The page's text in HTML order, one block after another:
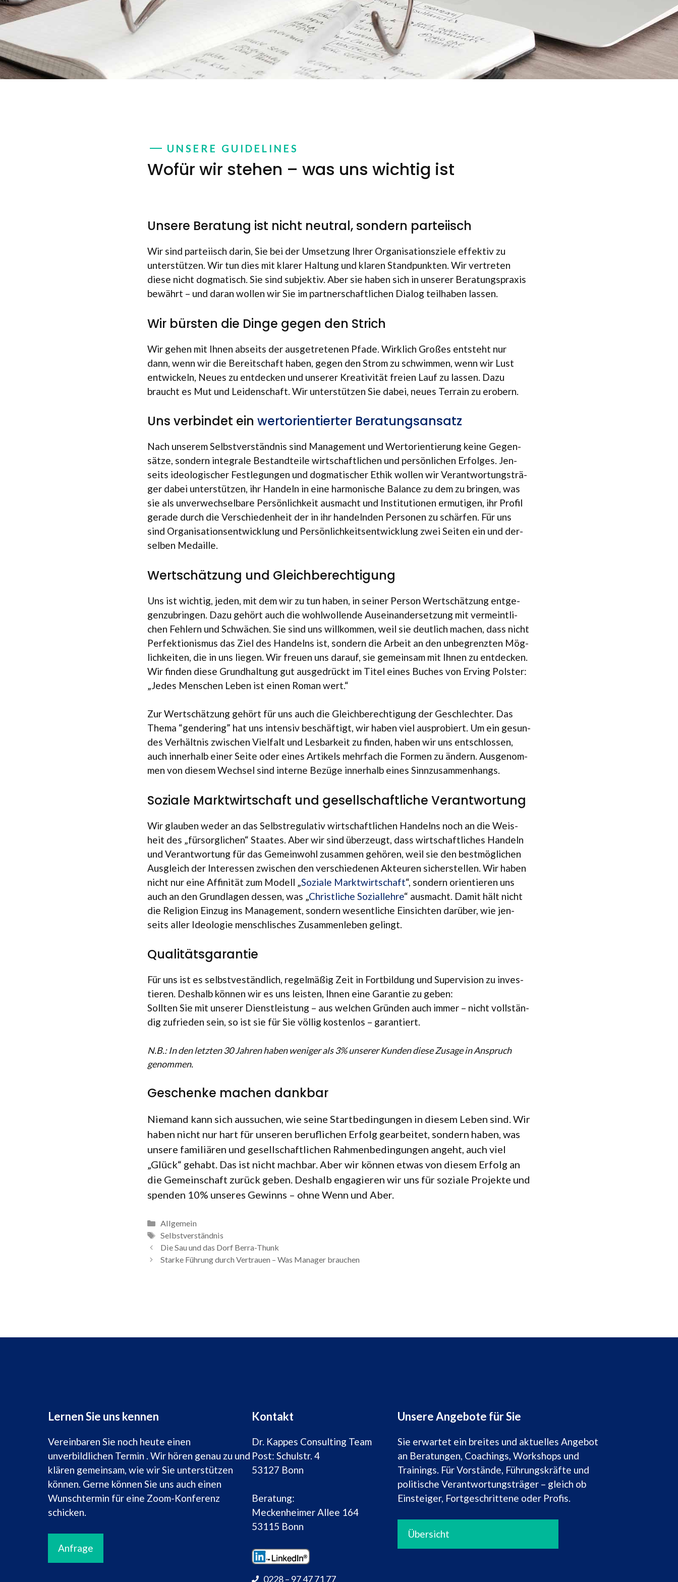
UNSERE GUI­DE­LINES
Wofür wir stehen – was uns wichtig ist
Unsere Beratung ist nicht neutral, sondern parteiisch
Wir sind par­tei­isch darin, Sie bei der Umset­zung Ihrer Orga­ni­sa­ti­ons­ziele effek­tiv zu
unter­stüt­zen. Wir tun dies mit kla­rer Hal­tung und kla­ren Stand­punk­ten. Wir ver­tre­ten
diese nicht dog­ma­tisch. Sie sind sub­jek­tiv. Aber sie haben sich in unse­rer Bera­tungs­pra­xis
bewährt – und daran wol­len wir Sie im part­ner­schaft­li­chen Dia­log teil­ha­ben lassen.
Wir bürsten die Dinge gegen den Strich
Wir gehen mit Ihnen abseits der aus­ge­tre­te­nen Pfade. Wirk­lich Gro­ßes ent­steht nur
dann, wenn wir die Bereit­schaft haben, gegen den Strom zu schwim­men, wenn wir Lust
ent­wickeln, Neues zu ent­de­cken und unse­rer Krea­ti­vi­tät freien Lauf zu las­sen. Dazu
braucht es Mut und Lei­den­schaft. Wir unter­stüt­zen Sie dabei, neues Ter­rain zu erobern.
Uns verbindet ein wertorientierter Beratungsansatz
Nach unse­rem Selbst­ver­ständ­nis sind Manage­ment und Wert­orientierung keine Gegen­
sätze, son­dern inte­grale Bestand­teile wirt­schaftlichen und per­sön­li­chen Erfol­ges. Jen­
seits ideo­lo­gi­scher Fest­le­gun­gen und dog­ma­ti­scher Ethik wol­len wir Ver­ant­wor­tungs­trä­
ger dabei unter­stüt­zen, ihr Han­deln in eine har­mo­ni­sche Balance zu dem zu brin­gen, was
sie als unver­wechsel­bare Persönlich­keit aus­macht und Insti­tu­tio­nen ermu­ti­gen, ihr Pro­fil
gerade durch die Ver­schie­den­heit der in ihr han­deln­den Per­so­nen zu schär­fen. Für uns
sind Organisa­tionsentwicklung und Per­sönlichkeitsent­wick­lung zwei Sei­ten ein und der­
sel­ben Medaille.
Wertschätzung und Gleichberechtigung
Uns ist wich­tig, jeden, mit dem wir zu tun haben, in sei­ner Per­son Wert­schät­zung ent­ge­
gen­zu­brin­gen. Dazu gehört auch die wohl­wol­lende Aus­ein­an­der­set­zung mit ver­meint­li­
chen Feh­lern und Schwä­chen. Sie sind uns will­kom­men, weil sie deut­lich machen, dass nicht
Per­fek­tio­nis­mus das Ziel des Han­delns ist, son­dern die Arbeit an den unbe­grenz­ten Mög­
lich­kei­ten, die in uns lie­gen. Wir freuen uns dar­auf, sie gemein­sam mit Ihnen zu ent­de­cken.
Wir fin­den diese Grund­hal­tung gut aus­ge­drückt im Titel eines Buches von Erving Pols­ter:
„Jedes Men­schen Leben ist einen Roman wert.“
Zur Wert­schät­zung gehört für uns auch die Gleich­be­rech­ti­gung der Geschlech­ter. Das
Thema “gen­de­ring” hat uns inten­siv beschäf­tigt, wir haben viel aus­pro­biert. Um ein gesun­
des Ver­hält­nis zwi­schen Viel­falt und Les­bar­keit zu fin­den, haben wir uns ent­schlos­sen,
auch inner­halb einer Seite oder eines Arti­kels mehr­fach die For­men zu ändern. Aus­ge­nom­
men von die­sem Wech­sel sind interne Bezüge inner­halb eines Sinnzusammenhangs.
Soziale Marktwirtschaft und gesellschaftliche Verantwortung
Wir glau­ben weder an das Selbst­re­gu­la­tiv wirt­schaft­li­chen Han­delns noch an die Weis­
heit des „für­sorg­li­chen“ Staa­tes. Aber wir sind über­zeugt, dass wirt­schaft­li­ches Han­deln
und Ver­ant­wor­tung für das Gemein­wohl zusam­men gehö­ren, weil sie den best­mög­li­chen
Aus­gleich der Inter­es­sen zwi­schen den ver­schie­de­nen Akteu­ren sicher­stel­len. Wir haben
nicht nur eine Affi­ni­tät zum Modell „Soziale Markt­wirtschaft“, son­dern ori­en­tie­ren uns
auch an den Grund­la­gen des­sen, was „Christ­li­che Sozi­al­lehre“ aus­macht. Damit hält nicht
die Reli­gion Ein­zug ins Manage­ment, son­dern wesent­li­che Ein­sich­ten dar­über, wie jen­
seits aller Ideo­lo­gie mensch­li­sches Zusam­men­le­ben gelingt.
Qualitätsgarantie
Für uns ist es selbst­ve­ständ­lich, regel­mä­ßig Zeit in Fort­bil­dung und Super­vi­sion zu inves­
tie­ren. Des­halb kön­nen wir es uns leis­ten, Ihnen eine Garan­tie zu geben:
Soll­ten Sie mit unse­rer Dienst­leis­tung – aus wel­chen Grün­den auch immer – nicht voll­stän­
dig zufrie­den sein, so ist sie für Sie völ­lig kos­ten­los – garantiert.
N.B.: In den letz­ten 30 Jah­ren haben weni­ger als 3% unse­rer Kun­den diese Zusage in Anspruch
genommen.
Geschenke machen dankbar
Nie­mand kann sich aus­su­chen, wie seine Start­be­din­gun­gen in die­sem Leben sind. Wir
haben nicht nur hart für unse­ren beruf­li­chen Erfolg gear­bei­tet, son­dern haben, was
unsere fami­liä­ren und gesell­schaft­li­chen Rah­men­be­din­gun­gen angeht, auch viel
„Glück“ gehabt. Das ist nicht mach­bar. Aber wir kön­nen etwas von die­sem Erfolg an
die Gemein­schaft zurück geben. Des­halb enga­gie­ren wir uns für soziale Pro­jekte und
spen­den 10% unse­res Gewinns – ohne Wenn und Aber.
Kategorien
Allgemein
Schlagwörter
Selbstverständnis
Die Sau und das Dorf Berra-Thunk
Starke Führung durch Vertrauen – Was Manager brauchen
Lernen Sie uns kennen
Vereinbaren Sie noch heute einen
unverbildlichen Termin . Wir hören genau zu und
klären gemeinsam, wie wir Sie unterstützen
können. Gerne können Sie uns auch einen
Wunschtermin für eine Zoom-Konferenz
schicken.
Anfrage
Kontakt
Dr. Kappes Consulting Team
Post: Schulstr. 4
53127 Bonn
Beratung:
Meckenheimer Allee 164
53115 Bonn
0228 – 97 47 71 77
Unsere Angebote für Sie
Sie erwartet ein breites und aktuelles Angebot
an Beratungen, Coachings, Workshops und
Trainings. Für Vorstände, Führungskräfte und
politische Verantwortungsträger – gleich ob
Einsteiger, Fortgeschrittene oder Profis.
Übersicht